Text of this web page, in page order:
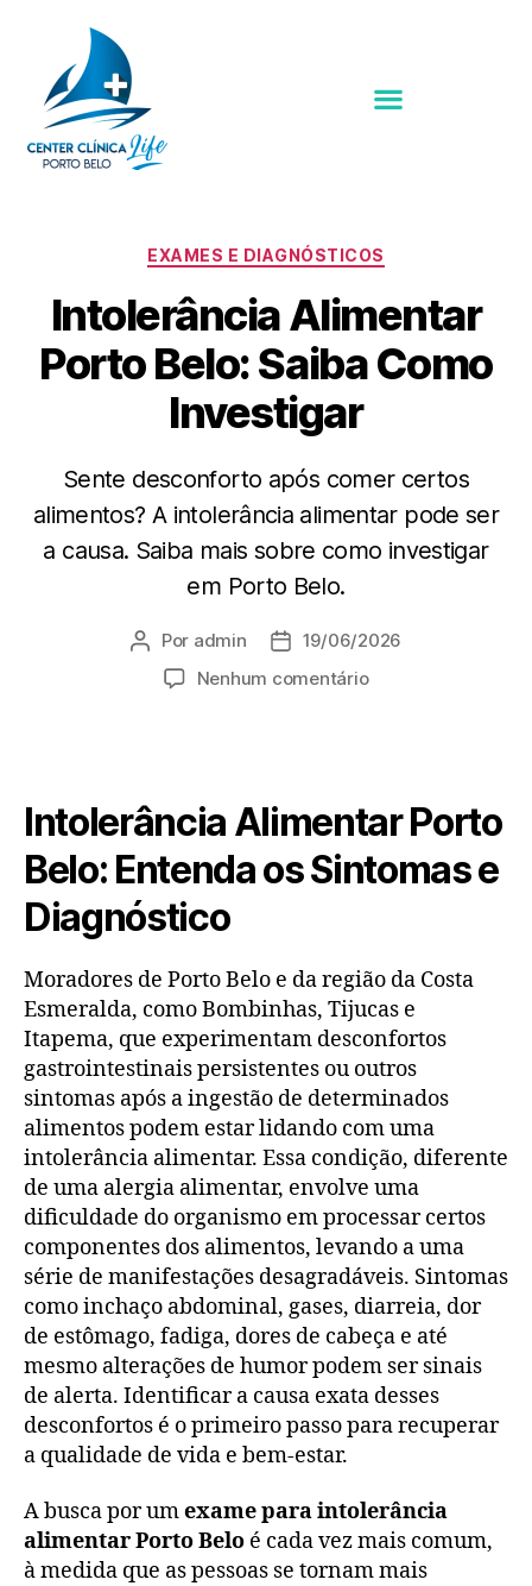
EXAMES E DIAGNÓSTICOS
Intolerância Alimentar
Porto Belo: Saiba Como
Investigar
Sente desconforto após comer certos
alimentos? A intolerância alimentar pode ser
a causa. Saiba mais sobre como investigar
em Porto Belo.
Por admin
19/06/2026
Nenhum comentário
Intolerância Alimentar Porto
Belo: Entenda os Sintomas e
Diagnóstico
Moradores de Porto Belo e da região da Costa
Esmeralda, como Bombinhas, Tijucas e
Itapema, que experimentam desconfortos
gastrointestinais persistentes ou outros
sintomas após a ingestão de determinados
alimentos podem estar lidando com uma
intolerância alimentar. Essa condição, diferente
de uma alergia alimentar, envolve uma
dificuldade do organismo em processar certos
componentes dos alimentos, levando a uma
série de manifestações desagradáveis. Sintomas
como inchaço abdominal, gases, diarreia, dor
de estômago, fadiga, dores de cabeça e até
mesmo alterações de humor podem ser sinais
de alerta. Identificar a causa exata desses
desconfortos é o primeiro passo para recuperar
a qualidade de vida e bem-estar.
A busca por umexame para intolerância
alimentar Porto Belo é cada vez mais comum,
à medida que as pessoas se tornam mais